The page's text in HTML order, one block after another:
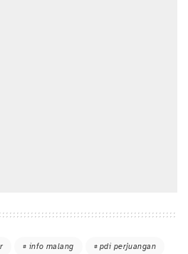
info malang pdi perjuangan